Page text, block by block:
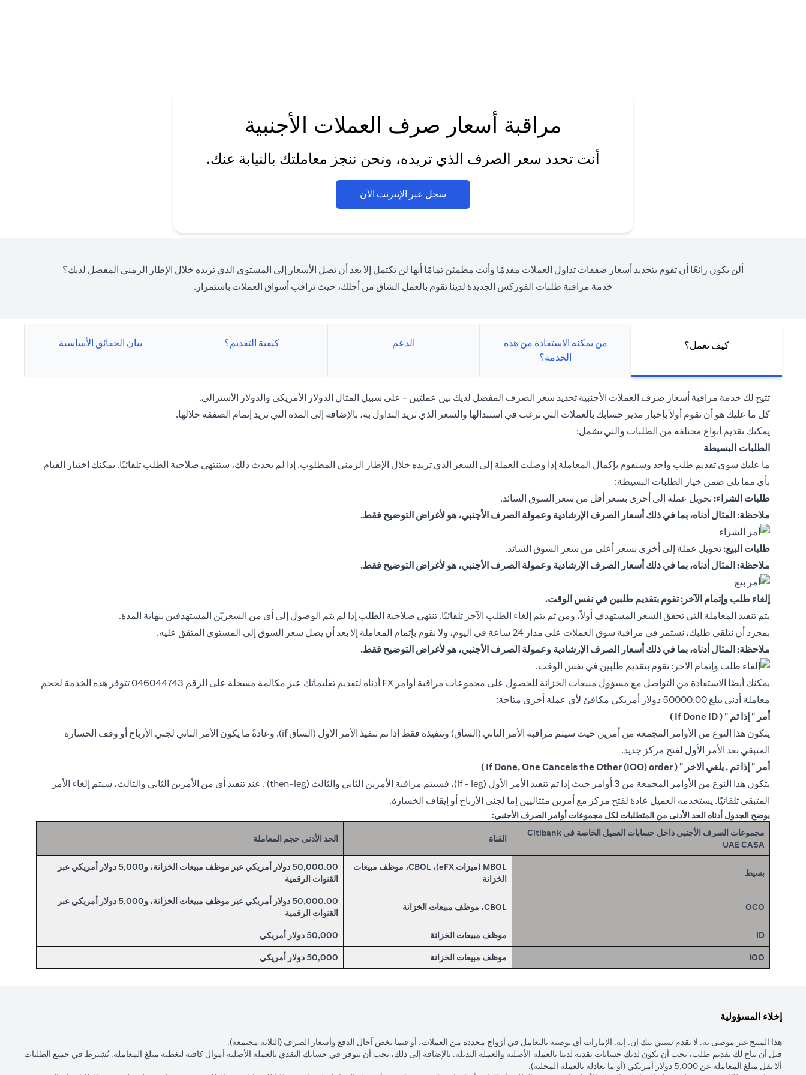
مراقبة أسعار صرف العملات الأجنبية
أنت تحدد سعر الصرف الذي تريده، ونحن ننجز معاملتك بالنيابة عنك.
سجل عبر الإنترنت الآن
ألن يكون رائعًا أن تقوم بتحديد أسعار صفقات تداول العملات مقدمًا وأنت مطمئن تمامًا أنها لن تكتمل إلا بعد أن تصل الأسعار إلى المستوى الذي تريده خلال الإطار الزمني المفضل لديك؟
خدمة مراقبة طلبات الفوركس الجديدة لدينا تقوم بالعمل الشاق من أجلك، حيث تراقب أسواق العملات باستمرار.
كيف تعمل؟
من يمكنه الاستفادة من هذه
الخدمة؟
الدعم كيفية التقديم؟ بيان الحقائق الأساسية
تتيح لك خدمة مراقبة أسعار صرف العملات الأجنبية تحديد سعر الصرف المفضل لديك بين عملتين - على سبيل المثال الدولار الأمريكي والدولار الأسترالي.
كل ما عليك هو أن تقوم أولاً بإخبار مدير حسابك بالعملات التي ترغب في استبدالها والسعر الذي تريد التداول به، بالإضافة إلى المدة التي تريد إتمام الصفقة خلالها.
يمكنك تقديم أنواع مختلفة من الطلبات والتي تشمل:
الطلبات البسيطة
ما عليك سوى تقديم طلب واحد وسنقوم بإكمال المعاملة إذا وصلت العملة إلى السعر الذي تريده خلال الإطار الزمني المطلوب. إذا لم يحدث ذلك، ستنتهي صلاحية الطلب تلقائيًا. يمكنك اختيار القيام
بأي مما يلي ضمن خيار الطلبات البسيطة:
طلبات الشراء:تحويل عملة إلى أخرى بسعر أقل من سعر السوق السائد.
ملاحظة: المثال أدناه، بما في ذلك أسعار الصرف الإرشادية وعمولة الصرف الأجنبي، هو لأغراض التوضيح فقط.
طلبات البيع:تحويل عملة إلى أخرى بسعر أعلى من سعر السوق السائد.
ملاحظة: المثال أدناه، بما في ذلك أسعار الصرف الإرشادية وعمولة الصرف الأجنبي، هو لأغراض التوضيح فقط.
إلغاء طلب وإتمام الآخر: تقوم بتقديم طلبين في نفس الوقت.
يتم تنفيذ المعاملة التي تحقق السعر المستهدف أولاً، ومن ثم يتم إلغاء الطلب الآخر تلقائيًا. تنتهي صلاحية الطلب إذا لم يتم الوصول إلى أي من السعريّن المستهدفين بنهاية المدة.
بمجرد أن نتلقى طلبك، نستمر في مراقبة سوق العملات على مدار 24 ساعة في اليوم، ولا نقوم بإتمام المعاملة إلا بعد أن يصل سعر السوق إلى المستوى المتفق عليه.
ملاحظة: المثال أدناه، بما في ذلك أسعار الصرف الإرشادية وعمولة الصرف الأجنبي، هو لأغراض التوضيح فقط.
يمكنك أيضًا الاستفادة من التواصل مع مسؤول مبيعات الخزانة للحصول على مجموعات مراقبة أوامر FX أدناه لتقديم تعليماتك عبر مكالمة مسجلة على الرقم 046044743 تتوفر هذه الخدمة لحجم
معاملة أدنى يبلغ 50000.00 دولار أمريكي مكافئ لأي عملة أخرى متاحة:
أمر " إذا تم " ( If Done ID )
يتكون هذا النوع من الأوامر المجمعة من أمرين حيث سيتم مراقبة الأمر الثاني (الساق) وتنفيذه فقط إذا تم تنفيذ الأمر الأول (الساق if). وعادةً ما يكون الأمر الثاني لجني الأرباح أو وقف الخسارة
المتبقي بعد الأمر الأول لفتح مركز جديد.
أمر " إذا تم , يلغي الاخر " ( If Done, One Cancels the Other (IOO) order )
يتكون هذا النوع من الأوامر المجمعة من 3 أوامر حيث إذا تم تنفيذ الأمر الأول (if - leg)، فسيتم مراقبة الأمرين الثاني والثالث (then-leg) . عند تنفيذ أي من الأمرين الثاني والثالث، سيتم إلغاء الأمر
المتبقي تلقائيًا. يستخدمه العميل عادة لفتح مركز مع أمرين متتاليين إما لجني الأرباح أو إيقاف الخسارة.
يوضح الجدول أدناه الحد الأدنى من المتطلبات لكل مجموعات أوامر الصرف الأجنبي:
مجموعات الصرف الأجنبي داخل حسابات العميل الخاصة في Citibank
UAE CASA
القناة الحد الأدنى حجم المعاملة
بسيط
MBOL (ميزات eFX)، CBOL، موظف مبيعات
الخزانة
50,000.00 دولار أمريكي عبر موظف مبيعات الخزانة، و5,000 دولار أمريكي عبر
القنوات الرقمية
OCO CBOL، موظف مبيعات الخزانة
50,000.00 دولار أمريكي عبر موظف مبيعات الخزانة، و5,000 دولار أمريكي عبر
القنوات الرقمية
ID موظف مبيعات الخزانة 50,000 دولار أمريكي
IOO موظف مبيعات الخزانة 50,000 دولار أمريكي
إخلاء المسؤولية
هذا المنتج غير موصى به. لا يقدم سيتي بنك إن. إيه. الإمارات أي توصية بالتعامل في أزواج محددة من العملات، أو فيما يخص آجال الدفع وأسعار الصرف (الثلاثة مجتمعة).
قبل أن يتاح لك تقديم طلب، يجب أن يكون لديك حسابات نقدية لدينا بالعملة الأصلية والعملة البديلة. بالإضافة إلى ذلك، يجب أن يتوفر في حسابك النقدي بالعملة الأصلية أموال كافية لتغطية مبلغ المعاملة. يُشترط في جميع الطلبات
ألا يقل مبلغ المعاملة عن 5,000 دولار أمريكي (أو ما يعادله بالعملة المحلية).